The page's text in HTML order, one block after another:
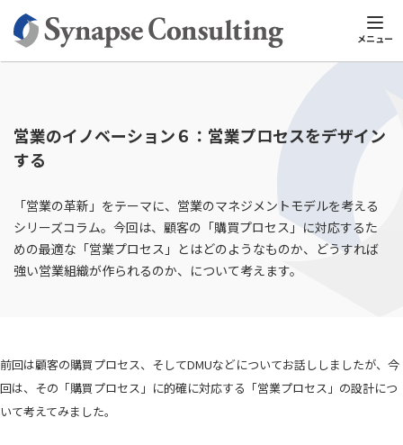
メニュー
シナプスTOP シナプスビジネスナレッジ 営業の
営業のイノベーション６：営業プロセスをデザイン
する
「営業の革新」をテーマに、営業のマネジメントモデルを考える
シリーズコラム。今回は、顧客の「購買プロセス」に対応するた
めの最適な「営業プロセス」とはどのようなものか、どうすれば
強い営業組織が作られるのか、について考えます。
前回は顧客の購買プロセス、そしてDMUなどについてお話ししましたが、今
回は、その「購買プロセス」に的確に対応する「営業プロセス」の設計につ
いて考えてみました。